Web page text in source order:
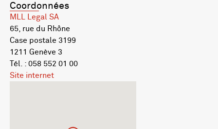
Coordonnées
MLL Legal SA
65, rue du Rhône
Case postale 3199
1211 Genève 3
Tél. : 058 552 01 00
Site internet